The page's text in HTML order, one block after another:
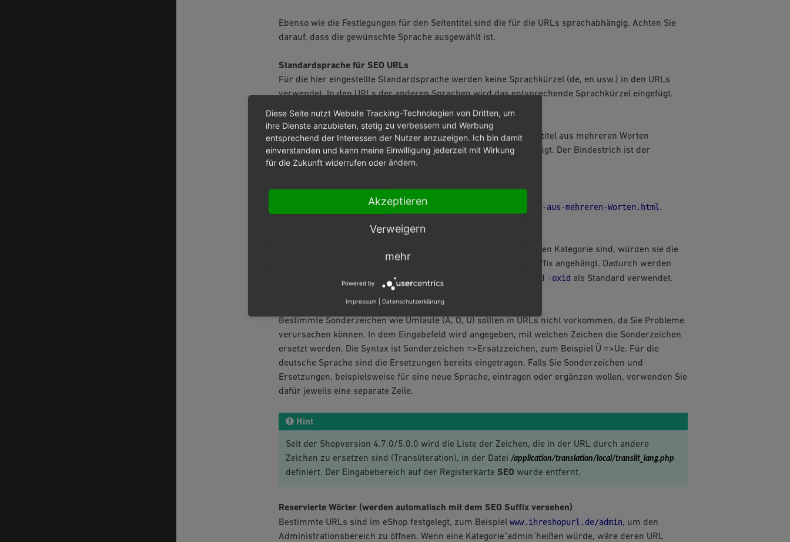
Ebenso wie die Festlegungen für den Seitentitel sind die für die URLs sprachabhängig. Achten Sie
darauf, dass die gewünschte Sprache ausgewählt ist.
Standardsprache für SEO URLs
Für die hier eingestellte Standardsprache werden keine Sprachkürzel (de, en usw.) in den URLs
verwendet. In den URLs der anderen Sprachen wird das entsprechende Sprachkürzel eingefügt.
SEO IDs Trennzeichen (z. B.“+“,“-„)
Das Trennzeichen wird verwendet, wenn Kategorie- oder Artikeltitel aus mehreren Worten
bestehen. Es wird anstelle eines Leerzeichens in die URL eingefügt. Der Bindestrich ist der
Standard für das Trennzeichen.
www.ihreshopurl.de/Kategorie-aus-mehreren-Worten/Artikel-aus-mehreren-Worten.html .
SEO Suffix um gleiche Artikel zu unterscheiden
Wenn mehrere Artikel den gleichen Titel haben und in der gleichen Kategorie sind, würden sie die
gleiche URL erhalten. Damit das nicht passiert, wird das SEO Suffix angehängt. Dadurch werden
gleiche URLs vermieden. Wenn Sie kein SEO Suffix angeben, wird -oxid als Standard verwendet.
Zeichen, die in SEO URLs ersetzt werden
Bestimmte Sonderzeichen wie Umlaute (Ä, Ö, Ü) sollten in URLs nicht vorkommen, da Sie Probleme
verursachen können. In dem Eingabefeld wird angegeben, mit welchen Zeichen die Sonderzeichen
ersetzt werden. Die Syntax ist Sonderzeichen =>Ersatzzeichen, zum Beispiel Ü =>Ue. Für die
deutsche Sprache sind die Ersetzungen bereits eingetragen. Falls Sie Sonderzeichen und
Ersetzungen, beispielsweise für eine neue Sprache, eintragen oder ergänzen wollen, verwenden Sie
dafür jeweils eine separate Zeile.
Hint
Seit der Shopversion 4.7.0/5.0.0 wird die Liste der Zeichen, die in der URL durch andere
Zeichen zu ersetzen sind (Transliteration), in der Datei /application/translation/local/translit_lang.php
definiert. Der Eingabebereich auf der Registerkarte SEOwurde entfernt.
Reservierte Wörter (werden automatisch mit dem SEO Suffix versehen)
Bestimmte URLs sind im eShop festgelegt, zum Beispiel www.ihreshopurl.de/admin, um den
Administrationsbereich zu öffnen. Wenn eine Kategorie"admin"heißen würde, wäre deren URL
Diese Seite nutzt Website Tracking-Technologien von Dritten, um
ihre Dienste anzubieten, stetig zu verbessern und Werbung
entsprechend der Interessen der Nutzer anzuzeigen. Ich bin damit
einverstanden und kann meine Einwilligung jederzeit mit Wirkung
für die Zukunft widerrufen oder ändern.
Akzeptieren
Verweigern
mehr
Powered by
Impressum Datenschutzerklärung